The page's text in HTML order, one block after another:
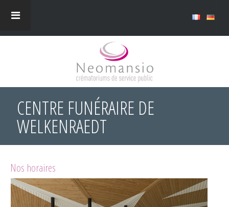
CENTRE FUNÉRAIRE DE
WELKENRAEDT
Nos horaires